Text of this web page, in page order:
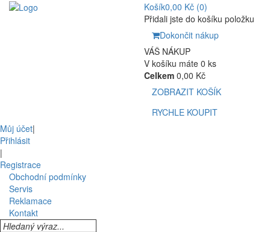
Košík0,00 Kč (0)
Přidali jste do košíku položku
Dokončit nákup
VÁŠ NÁKUP
V košíku máte 0 ks
Celkem 0,00 Kč
ZOBRAZIT KOŠÍK
RYCHLE KOUPIT
Můj účet|
Přihlásit
|
Registrace
Obchodní podmínky
Servis
Reklamace
Kontakt